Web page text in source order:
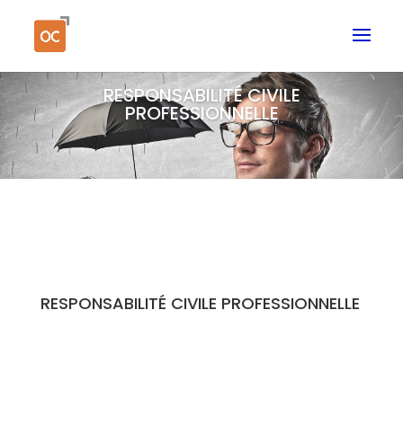
RESPONSABILITÉ CIVILE
PROFESSIONNELLE
RESPONSABILITÉ CIVILE PROFESSIONNELLE